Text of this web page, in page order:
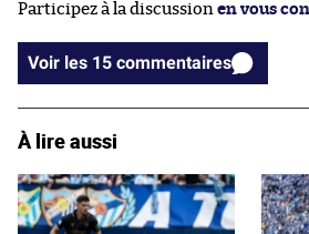
Participez à la discussion en vous
Voir les 15 commentaires
À lire aussi